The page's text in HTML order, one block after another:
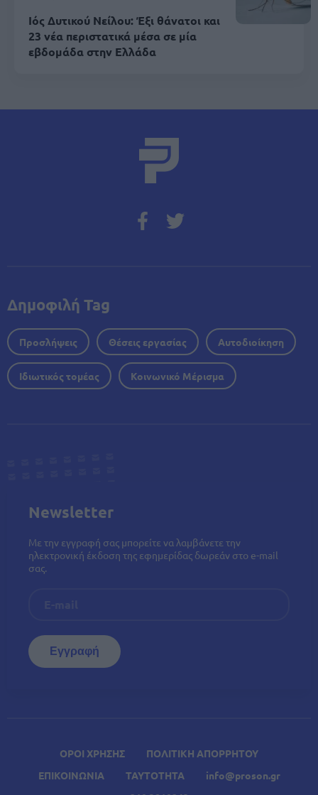
Ιός Δυτικού Νείλου: Έξι θάνατοι και
23 νέα περιστατικά μέσα σε μία
εβδομάδα στην Ελλάδα
ΟΡΟΙ ΧΡΗΣΗΣ
ΠΟΛΙΤΙΚΗ ΑΠΟΡΡΗΤΟΥ
ΕΠΙΚΟΙΝΩΝΙΑ
ΤΑΥΤΟΤΗΤΑ
info@proson.gr
Δημοφιλή Tag
Προσλήψεις Θέσεις εργασίας Αυτοδιοίκηση
Ιδιωτικός τομέας Κοινωνικό Μέρισμα
Newsletter
Με την εγγραφή σας μπορείτε να λαμβάνετε την
ηλεκτρονική έκδοση της εφημερίδας δωρεάν στο e-mail
σας.